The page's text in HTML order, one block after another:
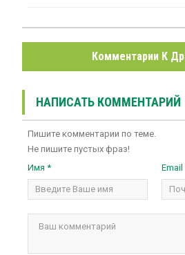
Комментарии К
НАПИСАТЬ КОММЕНТАРИЙ
Пишите комментарии по теме.
Не пишите пустых фраз!
Имя *
Email